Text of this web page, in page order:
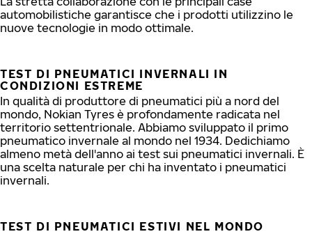
automobilistiche garantisce che i prodotti utilizzino le
nuove tecnologie in modo ottimale.
TEST DI PNEUMATICI INVERNALI IN
CONDIZIONI ESTREME
In qualità di produttore di pneumatici più a nord del
mondo, Nokian Tyres è profondamente radicata nel
territorio settentrionale. Abbiamo sviluppato il primo
pneumatico invernale al mondo nel 1934. Dedichiamo
almeno metà dell'anno ai test sui pneumatici invernali. È
una scelta naturale per chi ha inventato i pneumatici
invernali.
TEST DI PNEUMATICI ESTIVI NEL MONDO